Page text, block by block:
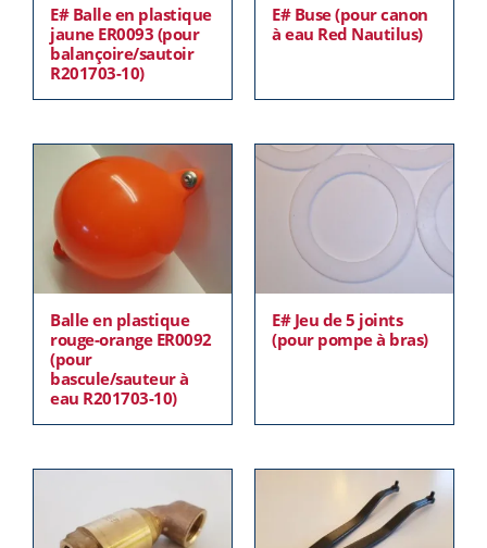
E# Balle en plastique
jaune ER0093 (pour
balançoire/sautoir
R201703-10)
E# Buse (pour canon
à eau Red Nautilus)
Balle en plastique
rouge-orange ER0092
(pour
bascule/sauteur à
eau R201703-10)
E# Jeu de 5 joints
(pour pompe à bras)